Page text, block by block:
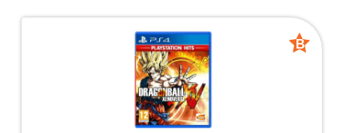
-----------------------------------
-----------------------------------
B
B
grade